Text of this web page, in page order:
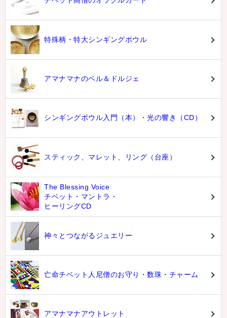
特殊柄・特大シンギングボウル
アマナマナのベル＆ドルジェ
シンギングボウル入門（本）・光の響き（CD）
スティック、マレット、リング（台座）
The Blessing Voice
チベット・マントラ・
ヒーリングCD
神々とつながるジュエリー
亡命チベット人尼僧のお守り・数珠・チャーム
アマナマナアウトレット